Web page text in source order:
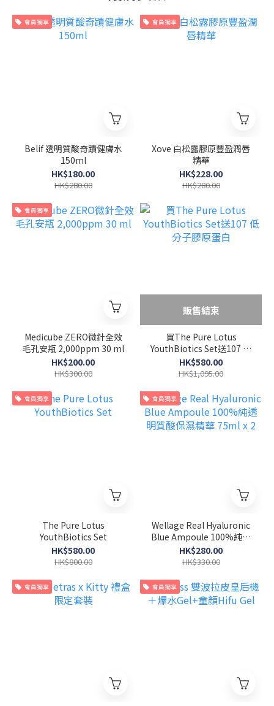
會員獨享
Belif 透明質酸奇蹟健膚水
150ml
HK$180.00
HK$280.00
會員獨享
Xove 白松露膠原豐盈潤唇
精華
HK$228.00
HK$280.00
會員獨享
Medicube ZERO微針全效
毛孔安瓶 2,000ppm 30 ml
HK$200.00
HK$300.00
販售結束
買The Pure Lotus
YouthBiotics Set送107 低
分子膠原蛋白
HK$580.00
HK$1,095.00
會員獨享
The Pure Lotus
YouthBiotics Set
HK$580.00
HK$800.00
會員獨享
Wellage Real Hyaluronic
Blue Ampoule 100%純透
明質酸保濕精華 75ml x 2
HK$280.00
HK$330.00
會員獨享 會員獨享